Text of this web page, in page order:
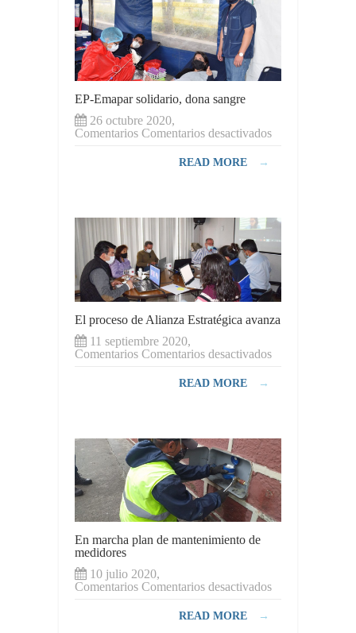
EP-Emapar solidario, dona sangre
26 octubre 2020,
Comentarios Comentarios desactivadosen
READ MORE →
El proceso de Alianza Estratégica avanza
11 septiembre 2020,
Comentarios Comentarios desactivadosen
READ MORE →
En marcha plan de mantenimiento de
medidores
10 julio 2020,
Comentarios Comentarios desactivadosen
READ MORE →